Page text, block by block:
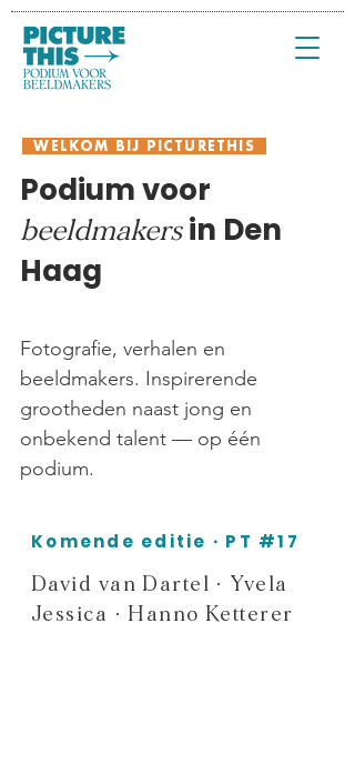
WELKOM BIJ PICTURETHIS
Podium voor
beeldmakersin Den
Haag
Fotografie, verhalen en
beeldmakers. Inspirerende
grootheden naast jong en
onbekend talent — op één
podium.
Komende editie · PT #17
David van Dartel · Yvela
Jessica · Hanno Ketterer